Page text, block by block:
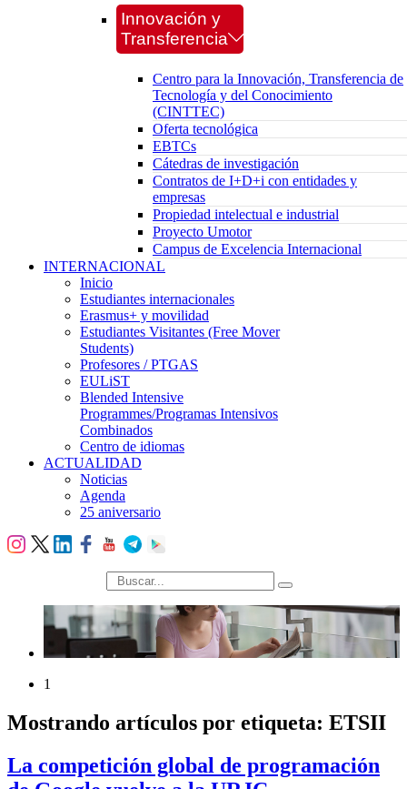
Innovación y
Transferencia
Centro para la Innovación, Transferencia de
Tecnología y del Conocimiento
(CINTTEC)
Oferta tecnológica
EBTCs
Cátedras de investigación
Contratos de I+D+i con entidades y
empresas
Propiedad intelectual e industrial
Proyecto Umotor
Campus de Excelencia Internacional
INTERNACIONAL
Inicio
Estudiantes internacionales
Erasmus+ y movilidad
Estudiantes Visitantes (Free Mover
Students)
Profesores / PTGAS
EULiST
Blended Intensive
Programmes/Programas Intensivos
Combinados
Centro de idiomas
ACTUALIDAD
Noticias
Agenda
25 aniversario
búsqueda
1
Mostrando artículos por etiqueta: ETSII
La competición global de programación